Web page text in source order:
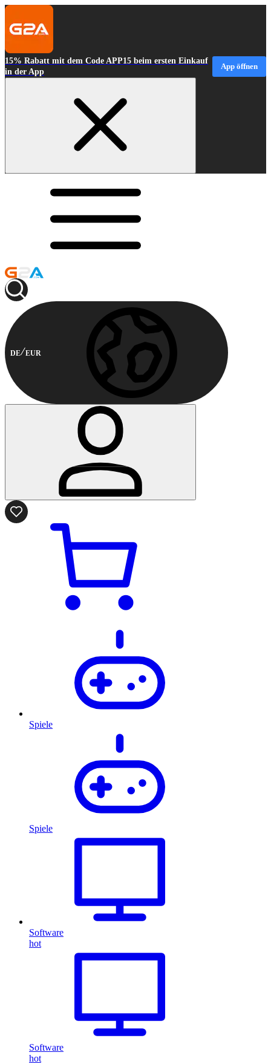
15% Rabatt mit dem Code APP15 beim ersten Einkauf
in der App
App öffnen
DE EUR
Spiele
Spiele
Software
hot
Software
hot